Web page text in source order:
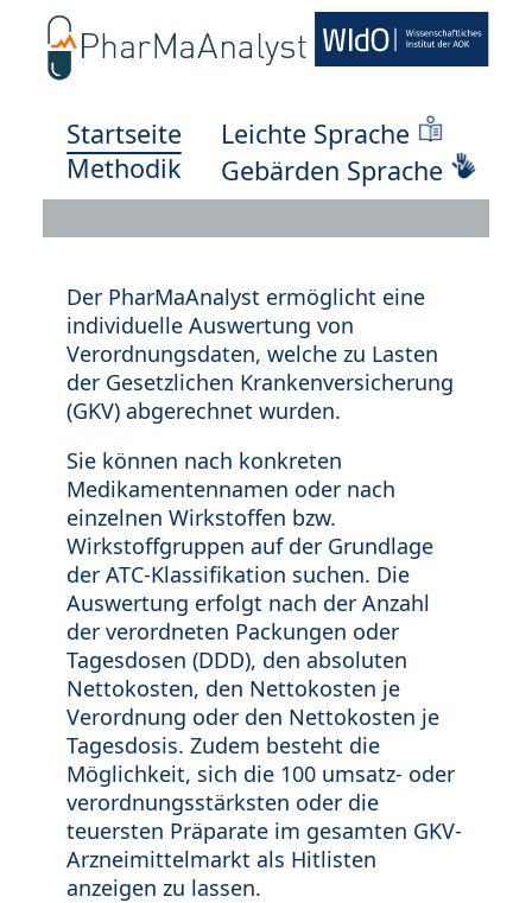
Startseite
Methodik
Leichte Sprache
Gebärden Sprache
Der PharMaAnalyst ermöglicht eine
individuelle Auswertung von
Verordnungsdaten, welche zu Lasten
der Gesetzlichen Krankenversicherung
(GKV) abgerechnet wurden.
Sie können nach konkreten
Medikamentennamen oder nach
einzelnen Wirkstoffen bzw.
Wirkstoffgruppen auf der Grundlage
der ATC-Klassifikation suchen. Die
Auswertung erfolgt nach der Anzahl
der verordneten Packungen oder
Tagesdosen (DDD), den absoluten
Nettokosten, den Nettokosten je
Verordnung oder den Nettokosten je
Tagesdosis. Zudem besteht die
Möglichkeit, sich die 100 umsatz- oder
verordnungsstärksten oder die
teuersten Präparate im gesamten GKV-
Arzneimittelmarkt als Hitlisten
anzeigen zu lassen.